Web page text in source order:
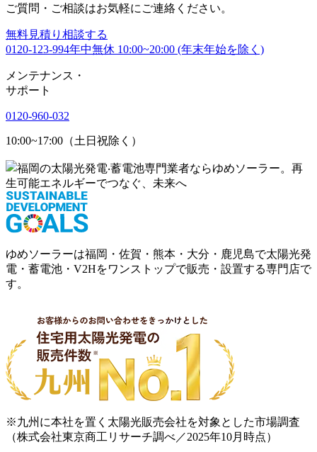
ご質問・ご相談はお気軽にご連絡ください。
無料見積り相談する
0120-123-994年中無休 10:00~20:00 (年末年始を除く)
メンテナンス ・
サポート
0120-960-032
10:00~17:00（土日祝除く）
ゆめソーラーは福岡・佐賀・熊本・大分・鹿児島で太陽光発
電・蓄電池・V2Hをワンストップで販売・設置する専門店で
す。
※九州に本社を置く太陽光販売会社を対象とした市場調査
（株式会社東京商工リサーチ調べ／2025年10月時点）